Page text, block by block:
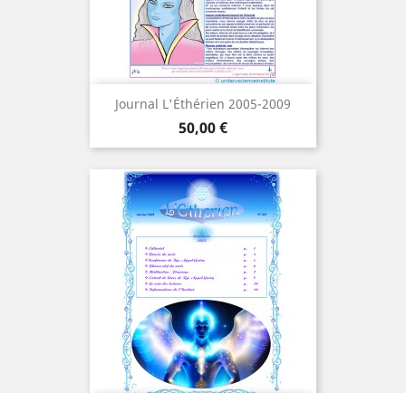
Journal L'Éthérien 2005-2009
Cena
50,00 €